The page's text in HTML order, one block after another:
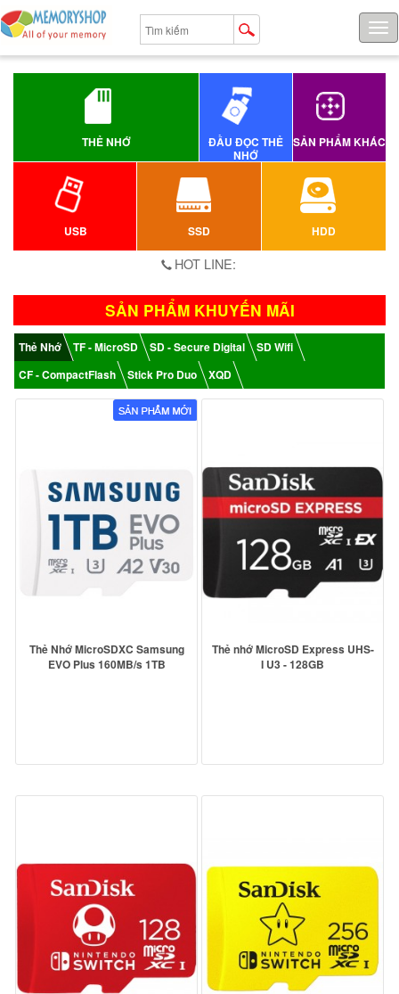
THẺ NHỚ
ĐẦU ĐỌC THẺ
NHỚ
SẢN PHẨM KHÁC
USB SSD HDD
HOT LINE:
SẢN PHẨM KHUYẾN MÃI
Thẻ Nhớ TF - MicroSD SD - Secure Digital
SD Wifi
CF - CompactFlash
Stick Pro Duo XQD
Thẻ Nhớ MicroSDXC Samsung
EVO Plus 160MB/s 1TB
Thẻ nhớ MicroSD Express UHS-
I U3 - 128GB